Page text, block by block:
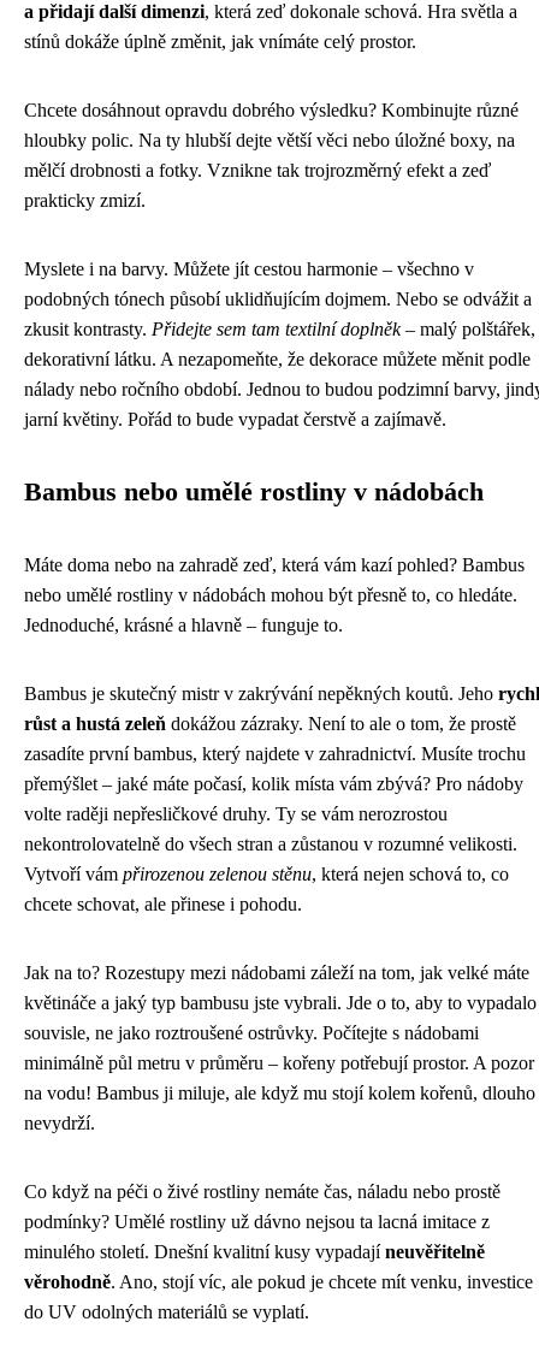
a přidají další dimenzi, která zeď dokonale schová. Hra světla a
stínů dokáže úplně změnit, jak vnímáte celý prostor.
Chcete dosáhnout opravdu dobrého výsledku? Kombinujte různé
hloubky polic. Na ty hlubší dejte větší věci nebo úložné boxy, na
mělčí drobnosti a fotky. Vznikne tak trojrozměrný efekt a zeď
prakticky zmizí.
Myslete i na barvy. Můžete jít cestou harmonie – všechno v
podobných tónech působí uklidňujícím dojmem. Nebo se odvážit a
zkusit kontrasty. Přidejte sem tam textilní doplněk– malý polštářek,
dekorativní látku. A nezapomeňte, že dekorace můžete měnit podle
nálady nebo ročního období. Jednou to budou podzimní barvy,
jarní květiny. Pořád to bude vypadat čerstvě a zajímavě.
Bambus nebo umělé rostliny v nádobách
Máte doma nebo na zahradě zeď, která vám kazí pohled? Bambus
nebo umělé rostliny v nádobách mohou být přesně to, co hledáte.
Jednoduché, krásné a hlavně – funguje to.
Bambus je skutečný mistr v zakrývání nepěkných koutů. Jeho
růst a hustá zeleň dokážou zázraky. Není to ale o tom, že prostě
zasadíte první bambus, který najdete v zahradnictví. Musíte trochu
přemýšlet – jaké máte počasí, kolik místa vám zbývá? Pro nádoby
volte raději nepřesličkové druhy. Ty se vám nerozrostou
nekontrolovatelně do všech stran a zůstanou v rozumné velikosti.
Vytvoří vám přirozenou zelenou stěnu, která nejen schová to, co
chcete schovat, ale přinese i pohodu.
Jak na to? Rozestupy mezi nádobami záleží na tom, jak velké máte
květináče a jaký typ bambusu jste vybrali. Jde o to, aby to vypadalo
souvisle, ne jako roztroušené ostrůvky. Počítejte s nádobami
minimálně půl metru v průměru – kořeny potřebují prostor. A pozor
na vodu! Bambus ji miluje, ale když mu stojí kolem kořenů, dlouho
nevydrží.
Co když na péči o živé rostliny nemáte čas, náladu nebo prostě
podmínky? Umělé rostliny už dávno nejsou ta lacná imitace z
minulého století. Dnešní kvalitní kusy vypadajíneuvěřitelně
věrohodně. Ano, stojí víc, ale pokud je chcete mít venku, investice
do UV odolných materiálů se vyplatí.